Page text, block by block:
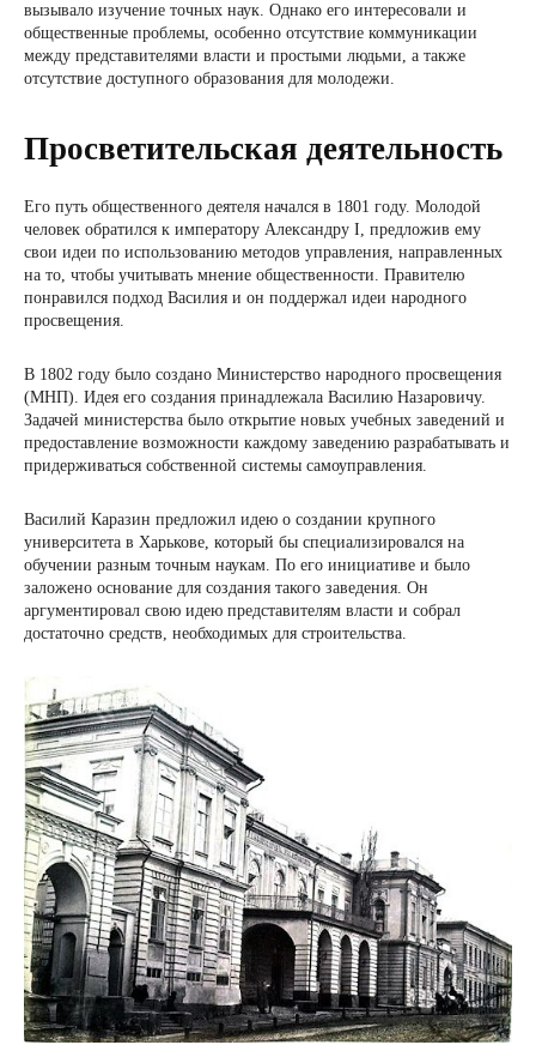
вызывало изучение точных наук. Однако его интересовали и
общественные проблемы, особенно отсутствие коммуникации
между представителями власти и простыми людьми, а также
отсутствие доступного образования для молодежи.
Просветительская деятельность
Его путь общественного деятеля начался в 1801 году. Молодой
человек обратился к императору Александру I, предложив ему
свои идеи по использованию методов управления, направленных
на то, чтобы учитывать мнение общественности. Правителю
понравился подход Василия и он поддержал идеи народного
просвещения.
В 1802 году было создано Министерство народного просвещения
(МНП). Идея его создания принадлежала Василию Назаровичу.
Задачей министерства было открытие новых учебных заведений и
предоставление возможности каждому заведению разрабатывать и
придерживаться собственной системы самоуправления.
Василий Каразин предложил идею о создании крупного
университета в Харькове, который бы специализировался на
обучении разным точным наукам. По его инициативе и было
заложено основание для создания такого заведения. Он
аргументировал свою идею представителям власти и собрал
достаточно средств, необходимых для строительства.